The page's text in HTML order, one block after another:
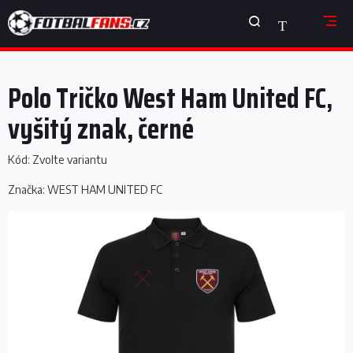
na
obsah
NÁKUPNÍ
KOŠÍK
Polo Tričko West Ham United FC,
vyšitý znak, černé
Kód: Zvolte variantu
Značka: WEST HAM UNITED FC